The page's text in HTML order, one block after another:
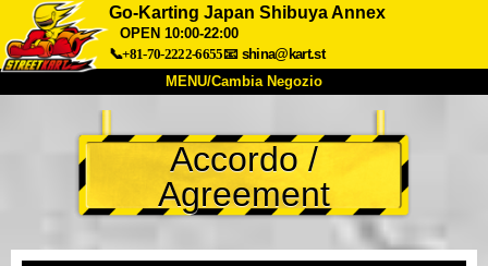
Go-Karting Japan Shibuya Annex
OPEN 10:00-22:00
📞+81-70-2222-6655📧 shina@kart.st
MENU/Cambia Negozio
Chi Siamo Specifiche Prezzo
Accesso Recensioni FAQ
Azienda Prenotazioni
Cambia Negozio
Accordo /
Agreement